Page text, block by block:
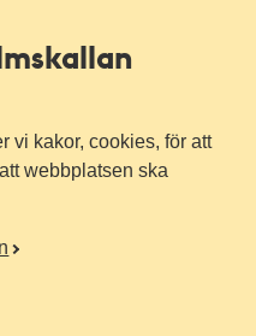
vi kakor, cookies, för att
webbplatsen ska